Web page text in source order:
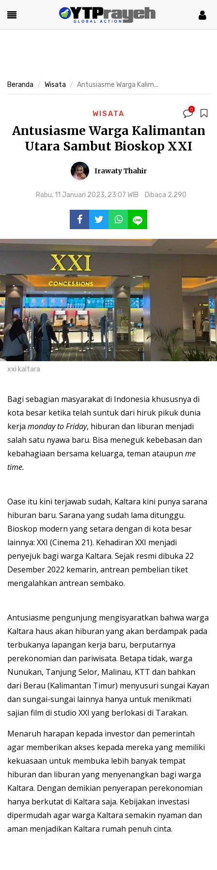
Beranda Wisata Antusiasme Warga Kalim...
WISATA 0
Antusiasme Warga Kalimantan
Utara Sambut Bioskop XXI
Irawaty Thahir
Rabu, 11 Januari 2023, 23:07 WIB Dibaca 2.290
xxi kaltara
Bagi sebagian masyarakat di Indonesia khususnya di
kota besar ketika telah suntuk dari hiruk pikuk dunia
kerja monday to Friday, hiburan dan liburan menjadi
salah satu nyawa baru. Bisa meneguk kebebasan dan
kebahagiaan bersama keluarga, teman ataupun me
time.
Oase itu kini terjawab sudah, Kaltara kini punya sarana
hiburan baru. Sarana yang sudah lama ditunggu.
Bioskop modern yang setara dengan di kota besar
lainnya: XXI (Cinema 21). Kehadiran XXI menjadi
penyejuk bagi warga Kaltara. Sejak resmi dibuka 22
Desember 2022 kemarin, antrean pembelian tiket
mengalahkan antrean sembako.
Antusiasme pengunjung mengisyaratkan bahwa warga
Kaltara haus akan hiburan yang akan berdampak pada
terbukanya lapangan kerja baru, berputarnya
perekonomian dan pariwisata. Betapa tidak, warga
Nunukan, Tanjung Selor, Malinau, KTT dan bahkan
dari Berau (Kalimantan Timur) menyusuri sungai Kayan
dan sungai-sungai lainnya hanya untuk menikmati
sajian film di studio XXI yang berlokasi di Tarakan.
Menaruh harapan kepada investor dan pemerintah
agar memberikan akses kepada mereka yang memiliki
kekuasaan untuk membuka lebih banyak tempat
hiburan dan liburan yang menyenangkan bagi warga
Kaltara. Dengan demikian penyerapan perekonomian
hanya berkutat di Kaltara saja. Kebijakan investasi
dipermudah agar warga Kaltara semakin nyaman dan
aman menjadikan Kaltara rumah penuh cinta.